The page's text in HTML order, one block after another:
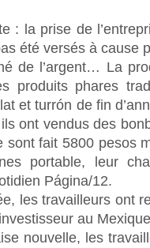
: la prise de
été versés à cause
de l’argent… La
produits phares
et turrón de fin
ont vendus des
sont fait 5800 pesos
portable, leur
Página/12.
les travailleurs ont
au
nouvelle, les